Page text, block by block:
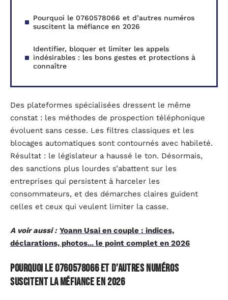
Pourquoi le 0760578066 et d’autres numéros
suscitent la méfiance en 2026
Identifier, bloquer et limiter les appels
indésirables : les bons gestes et protections à
connaître
Des plateformes spécialisées dressent le même
constat : les méthodes de prospection téléphonique
évoluent sans cesse. Les filtres classiques et les
blocages automatiques sont contournés avec habileté.
Résultat : le législateur a haussé le ton. Désormais,
des sanctions plus lourdes s’abattent sur les
entreprises qui persistent à harceler les
consommateurs, et des démarches claires guident
celles et ceux qui veulent limiter la casse.
A voir aussi : Yoann Usai en couple : indices,
déclarations, photos... le point complet en 2026
Pourquoi le 0760578066 et d’autres numéros
suscitent la méfiance en 2026